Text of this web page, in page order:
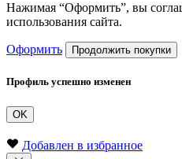
Нажимая “Оформить”, вы
использования сайта.
Оформить Продолжить покупки
Профиль успешно изменен
OK
Добавлен в избранное